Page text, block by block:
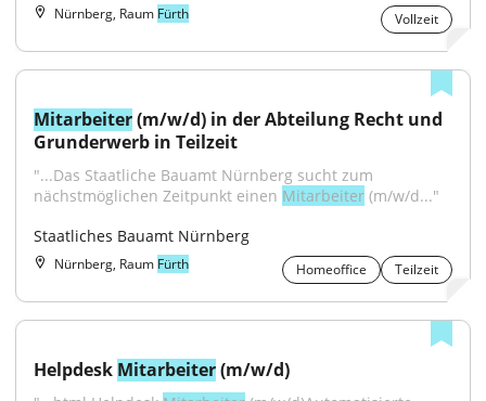
Nürnberg, Raum Fürth Vollzeit
Mitarbeiter (m/w/d) in der Abteilung Recht und
Grunderwerb in Teilzeit
"...Das Staatliche Bauamt Nürnberg sucht zum
nächstmöglichen Zeitpunkt einen Mitarbeiter (m/w/d..."
Staatliches Bauamt Nürnberg
Nürnberg, Raum Fürth Homeoffice Teilzeit
Helpdesk Mitarbeiter (m/w/d)